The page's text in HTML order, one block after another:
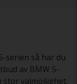
serien så har du
av BMW 5-
stor valmöjlighet.